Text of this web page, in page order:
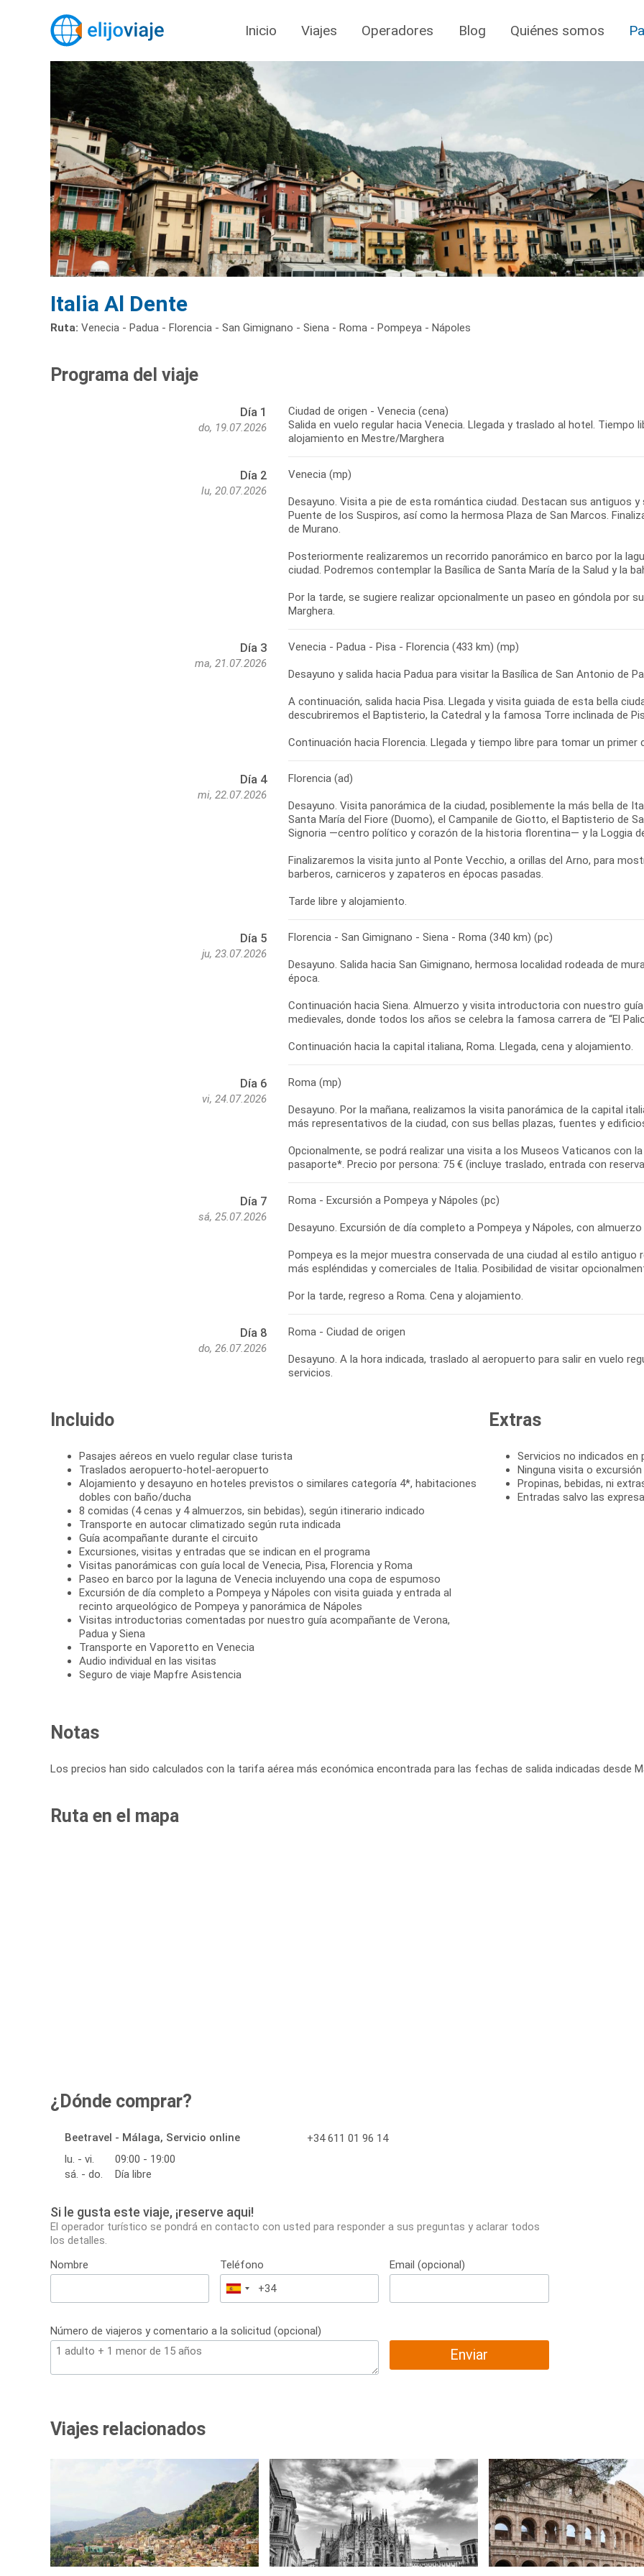
Inicio Viajes Operadores Blog Quiénes somos
Italia Al Dente
Ruta: Venecia - Padua - Florencia - San Gimignano - Siena - Roma - Pompeya - Nápoles
Programa del viaje
Día 1
do, 19.07.2026
Ciudad de origen - Venecia (cena)
Salida en vuelo regular hacia Venecia. Llegada y traslado al hotel.
alojamiento en Mestre/Marghera
Día 2
lu, 20.07.2026
Venecia (mp)
Desayuno. Visita a pie de esta romántica ciudad. Destacan sus antiguos
Puente de los Suspiros, así como la hermosa Plaza de San Marcos.
de Murano.
Posteriormente realizaremos un recorrido panorámico en barco por la
ciudad. Podremos contemplar la Basílica de Santa María de la Salud y la
Por la tarde, se sugiere realizar opcionalmente un paseo en góndola por
Día 3
ma, 21.07.2026
Venecia - Padua - Pisa - Florencia (433 km) (mp)
Desayuno y salida hacia Padua para visitar la Basílica de San Antonio de
A continuación, salida hacia Pisa. Llegada y visita guiada de esta bella
descubriremos el Baptisterio, la Catedral y la famosa Torre inclinada de
Día 4
mi, 22.07.2026
Florencia (ad)
Desayuno. Visita panorámica de la ciudad, posiblemente la más bella de
Santa María del Fiore (Duomo), el Campanile de Giotto, el Baptisterio de
Signoria —centro político y corazón de la historia florentina— y la Loggia
Finalizaremos la visita junto al Ponte Vecchio, a orillas del Arno, para
barberos, carniceros y zapateros en épocas pasadas.
Día 5
ju, 23.07.2026
Florencia - San Gimignano - Siena - Roma (340 km) (pc)
Desayuno. Salida hacia San Gimignano, hermosa localidad rodeada de
época.
Continuación hacia Siena. Almuerzo y visita introductoria con nuestro
medievales, donde todos los años se celebra la famosa carrera de “El
Día 6
vi, 24.07.2026
Roma (mp)
Desayuno. Por la mañana, realizamos la visita panorámica de la capital
más representativos de la ciudad, con sus bellas plazas, fuentes y
Opcionalmente, se podrá realizar una visita a los Museos Vaticanos con
Día 7
sá, 25.07.2026
Roma - Excursión a Pompeya y Nápoles (pc)
Desayuno. Excursión de día completo a Pompeya y Nápoles, con almuerzo
Pompeya es la mejor muestra conservada de una ciudad al estilo antiguo
más espléndidas y comerciales de Italia. Posibilidad de visitar
Día 8
do, 26.07.2026
Roma - Ciudad de origen
Desayuno. A la hora indicada, traslado al aeropuerto para salir en vuelo
Incluido
Pasajes aéreos en vuelo regular clase turista
Traslados aeropuerto-hotel-aeropuerto
Alojamiento y desayuno en hoteles previstos o similares categoría 4*, habitaciones
dobles con baño/ducha
8 comidas (4 cenas y 4 almuerzos, sin bebidas), según itinerario indicado
Transporte en autocar climatizado según ruta indicada
Guía acompañante durante el circuito
Excursiones, visitas y entradas que se indican en el programa
Visitas panorámicas con guía local de Venecia, Pisa, Florencia y Roma
Paseo en barco por la laguna de Venecia incluyendo una copa de espumoso
Excursión de día completo a Pompeya y Nápoles con visita guiada y entrada al
recinto arqueológico de Pompeya y panorámica de Nápoles
Visitas introductorias comentadas por nuestro guía acompañante de Verona,
Padua y Siena
Transporte en Vaporetto en Venecia
Audio individual en las visitas
Seguro de viaje Mapfre Asistencia
Extras
Servicios no indicados en
Ninguna visita o
Propinas, bebidas, ni
Entradas salvo las
Notas
Los precios han sido calculados con la tarifa aérea más económica encontrada para las fechas de salida indicadas desde
Ruta en el mapa
¿Dónde comprar?
Beetravel - Málaga, Servicio online
lu. - vi.
09:00 - 19:00
sá. - do.
Día libre
+34 611 01 96 14
Si le gusta este viaje, ¡reserve aqui!
El operador turístico se pondrá en contacto con usted para responder a sus preguntas y aclarar todos
los detalles.
Nombre
Teléfono
España
+34
Email (opcional)
Número de viajeros y comentario a la solicitud (opcional)
Enviar
Viajes relacionados